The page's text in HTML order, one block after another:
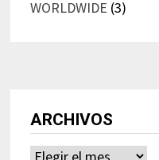
WORLDWIDE (3)
ARCHIVOS
Archivos